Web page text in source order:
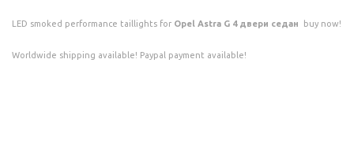
LED smoked performance taillights for Opel Astra G 4 двери седан buy now!
Worldwide shipping available! Paypal payment available!